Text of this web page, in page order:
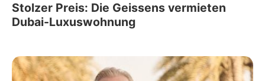
Stolzer Preis: Die Geissens vermieten
Dubai-Luxuswohnung